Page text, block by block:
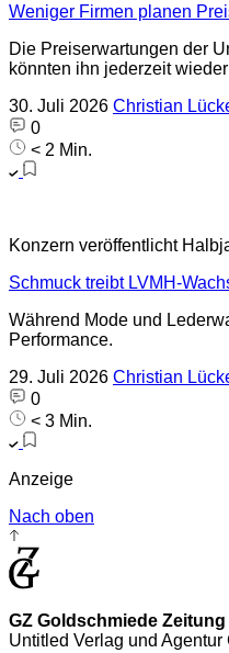
Weniger Firmen planen
Die Preiserwartungen der
könnten ihn jederzeit
30. Juli 2026 Christian
0
< 2 Min.
Konzern veröffentlicht
Schmuck treibt LVMH-
Während Mode und
Performance.
29. Juli 2026 Christian
0
< 3 Min.
Anzeige
Nach oben
GZ Goldschmiede Zeitung
Untitled Verlag und Agentur